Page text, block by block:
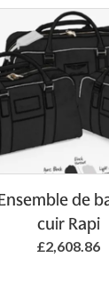
Add tode
cuir Rapi
£2,608.86